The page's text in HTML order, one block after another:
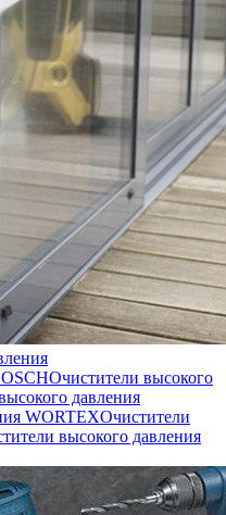
Очистители высокого
давления
WORTEXОчистители
высокого давления